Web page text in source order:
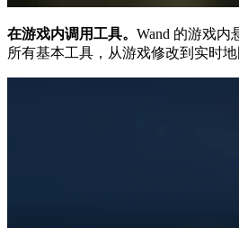
在游戏内调用工具。 Wand 的游戏内
所有基本工具，从游戏修改到实时地